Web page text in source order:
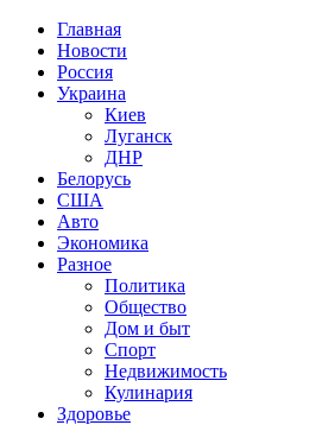
Главная
Новости
Россия
Украина
Киев
Луганск
ДНР
Белорусь
США
Авто
Экономика
Разное
Политика
Общество
Дом и быт
Спорт
Недвижимость
Кулинария
Здоровье